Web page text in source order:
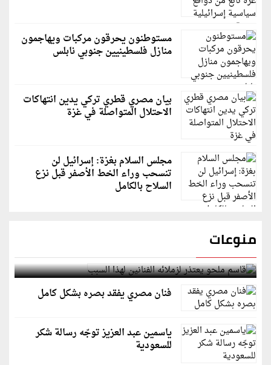
مستوطنون يحرقون مركبات ويهاجمون
منازل فلسطينيين جنوبي نابلس
بيان مصري قطري تركي يدين انتهاكات
الاحتلال المتواصلة في غزة
مجلس السلام بغزة: إسرائيل لن
تنسحب وراء الخط الأصفر قبل نزع
السلاح بالكامل
منوعات
قاسم ملحو يعتذر لزملائه الفنانين لهذا السبب
فنان مصري يفقد بصره بشكل كامل
ياسمين عبد العزيز توجّه رسالة شكر
للسعودية